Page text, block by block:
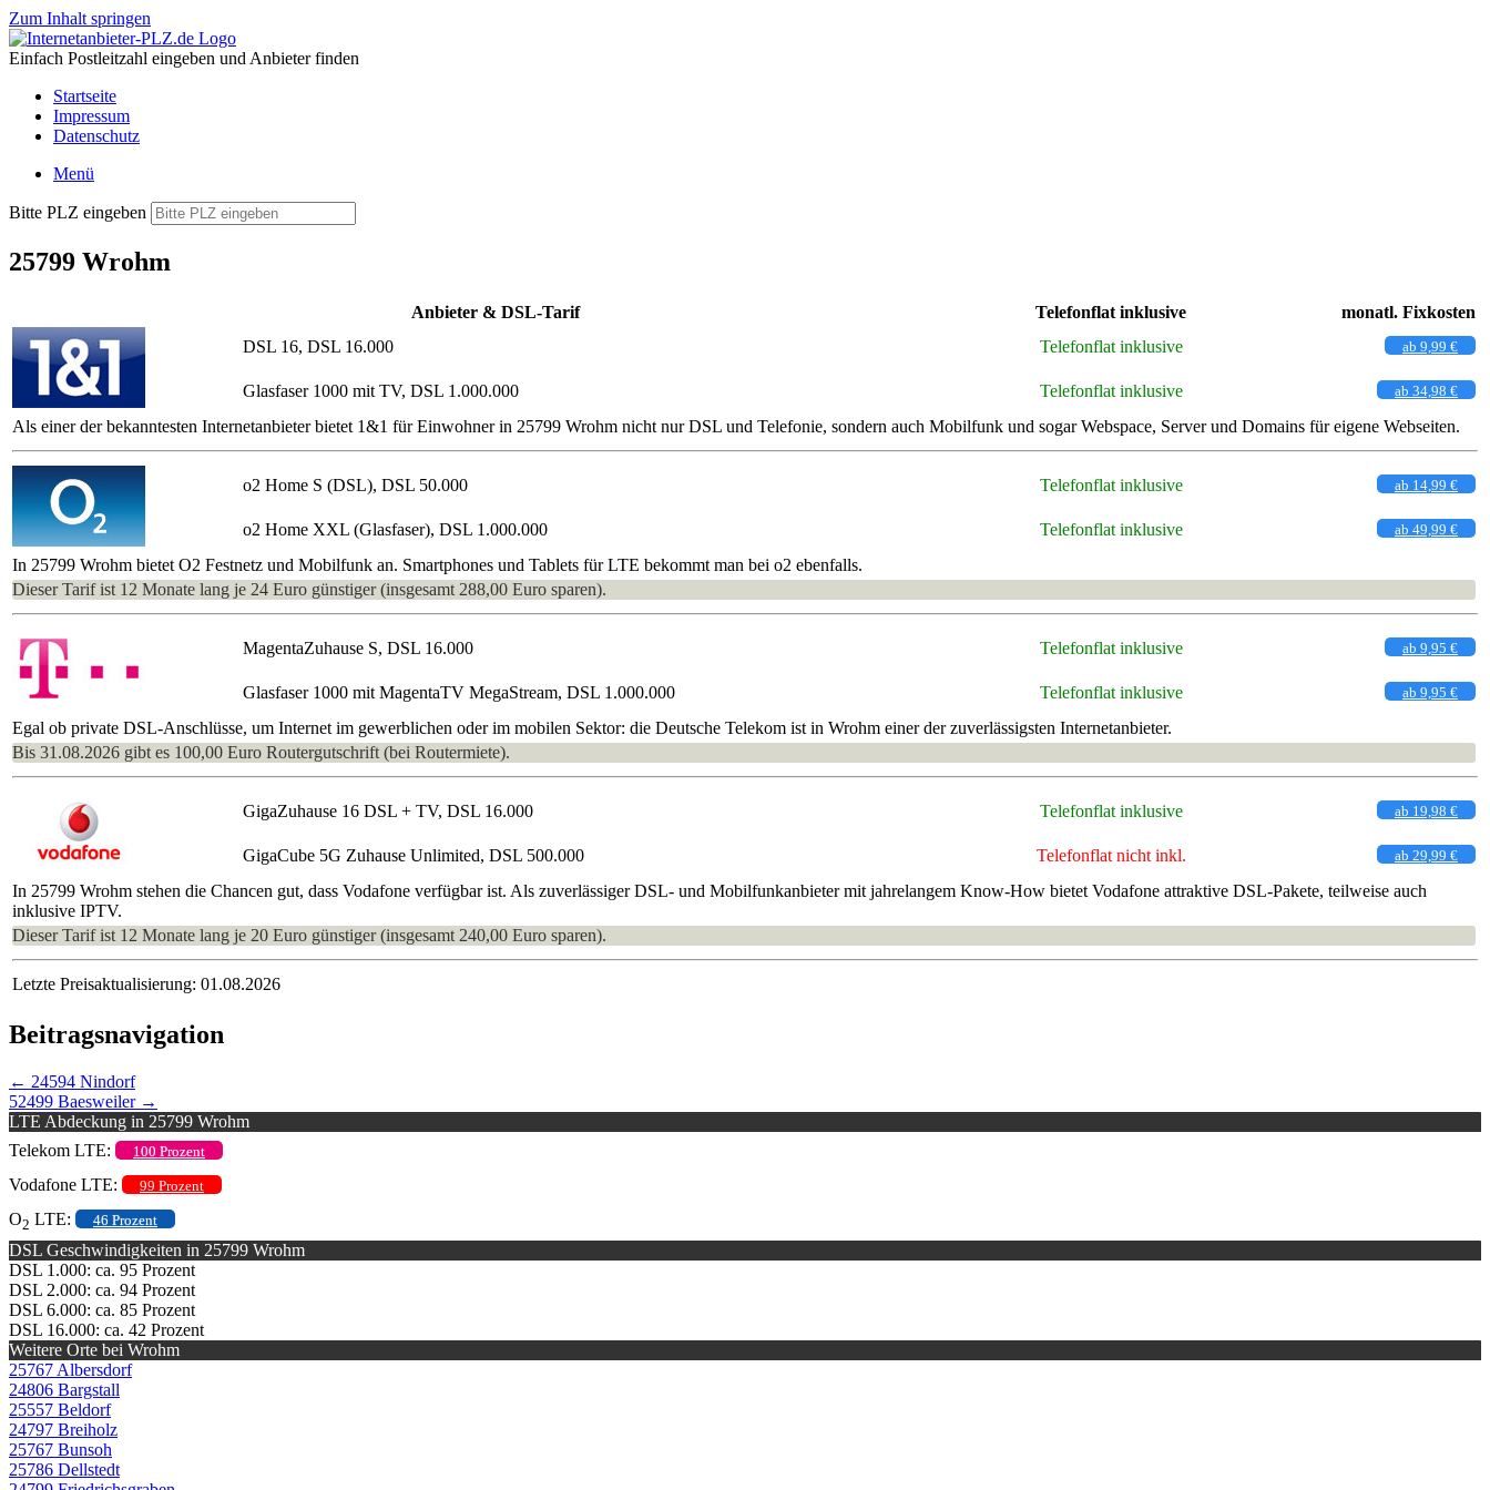
Zum Inhalt springen
Einfach Postleitzahl eingeben und Anbieter finden
Startseite
Impressum
Datenschutz
Menü
Bitte PLZ eingeben
25799 Wrohm
Anbieter & DSL-Tarif Telefonflat inklusive
monatl. Fixkosten
DSL 16, DSL 16.000
Telefonflat inklusive ab 9,99 €
Glasfaser 1000 mit TV, DSL 1.000.000 Telefonflat inklusive ab 34,98 €
Als einer der bekanntesten Internetanbieter bietet 1&1 für Einwohner in 25799 Wrohm nicht nur DSL und Telefonie, sondern auch Mobilfunk und sogar Webspace, Server und Domains für eigene Webseiten.
o2 Home S (DSL), DSL 50.000 Telefonflat inklusive ab 14,99 €
o2 Home XXL (Glasfaser), DSL 1.000.000 Telefonflat inklusive ab 49,99 €
In 25799 Wrohm bietet O2 Festnetz und Mobilfunk an. Smartphones und Tablets für LTE bekommt man bei o2 ebenfalls.
Dieser Tarif ist 12 Monate lang je 24 Euro günstiger (insgesamt 288,00 Euro sparen).
MagentaZuhause S, DSL 16.000 Telefonflat inklusive ab 9,95 €
Glasfaser 1000 mit MagentaTV MegaStream, DSL 1.000.000 Telefonflat inklusive ab 9,95 €
Egal ob private DSL-Anschlüsse, um Internet im gewerblichen oder im mobilen Sektor: die Deutsche Telekom ist in Wrohm einer der zuverlässigsten Internetanbieter.
Bis 31.08.2026 gibt es 100,00 Euro Routergutschrift (bei Routermiete).
GigaZuhause 16 DSL + TV, DSL 16.000 Telefonflat inklusive ab 19,98 €
GigaCube 5G Zuhause Unlimited, DSL 500.000 Telefonflat nicht inkl. ab 29,99 €
In 25799 Wrohm stehen die Chancen gut, dass Vodafone verfügbar ist. Als zuverlässiger DSL- und Mobilfunkanbieter mit jahrelangem Know-How bietet Vodafone attraktive DSL-Pakete, teilweise auch
inklusive IPTV.
Dieser Tarif ist 12 Monate lang je 20 Euro günstiger (insgesamt 240,00 Euro sparen).
Letzte Preisaktualisierung: 01.08.2026
Beitragsnavigation
← 24594 Nindorf
52499 Baesweiler →
LTE Abdeckung in 25799 Wrohm
Telekom LTE:
100 Prozent
Vodafone LTE: 99 Prozent
O2 LTE: 46 Prozent
DSL Geschwindigkeiten in 25799 Wrohm
DSL 1.000: ca. 95 Prozent
DSL 2.000: ca. 94 Prozent
DSL 6.000: ca. 85 Prozent
DSL 16.000: ca. 42 Prozent
Weitere Orte bei Wrohm
25767 Albersdorf
24806 Bargstall
25557 Beldorf
24797 Breiholz
25767 Bunsoh
25786 Dellstedt